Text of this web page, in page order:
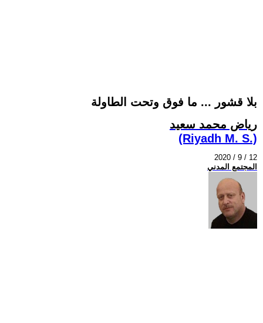
بلا قشور ... ما فوق وتحت الطاولة
رياض محمد سعيد
(Riyadh M. S.)
2020 / 9 / 12
المجتمع المدني